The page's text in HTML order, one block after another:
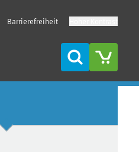
Barrierefreiheit
Suche